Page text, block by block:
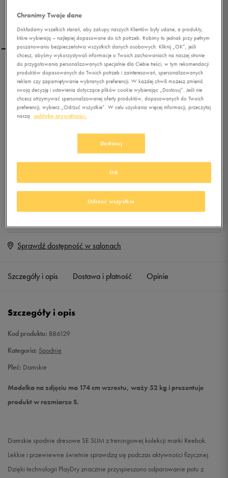
REEBOK SPODNIE SE SLIM
0.0( 0)
złz Vat
Produkt niedostępny
Jeśli artykuł będzie ponownie dostępny, otrzymasz od nas powiadomienie.
XS Powiadom o dostępności
S Powiadom o dostępności
Sprawdź dostępność w salonach
Szczegóły i opis Dostawa i płatność Opinie
Szczegóły i opis
Kod produktu: B86129
Kategoria: Spodnie
Płeć: Damskie
Modelka na zdjęciu ma 174 cm wzrostu, waży 52 kg i prezentuje
produkt w rozmiarze S.
Damskie spodnie dresowe SE SLIM z treningowej kolekcji marki Reebok.
Lekkie i przewiewne świetnie sprawdzą się podczas aktywności fizycznej.
Dzięki technologii PlayDry znacznie przyspieszono odparowanie potu z
Chronimy Twoje dane
Dokładamy wszelkich starań, aby zakupy naszych Klientów były udane, a produkty,
które wybierają – najlepiej dopasowane do ich potrzeb. Robimy to jednak przy pełnym
poszanowaniu bezpieczeństwa wszystkich danych osobowych. Kliknij „OK”, jeśli
chcesz, abyśmy wykorzystywali informacje o Twoich zachowaniach na naszej stronie
do przygotowania personalizowanych specjalnie dla Ciebie treści, w tym rekomendacji
produktów dopasowanych do Twoich potrzeb i zainteresowań, spersonalizowanych
reklam czy zapamiętywanie wybranych preferencji. W każdej chwili możesz zmienić
swoją decyzję i ustawienia dotyczące plików cookie wybierając „Dostosuj”. Jeśli nie
chcesz otrzymywać spersonalizowanej oferty produktów, dopasowanych do Twoich
preferencji, wybierz „Odrzuć wszystkie”. W celu uzyskania więcej informacji, przeczytaj
naszą
politykę prywatności.
Dostosuj
Odrzuć wszystkie
OK